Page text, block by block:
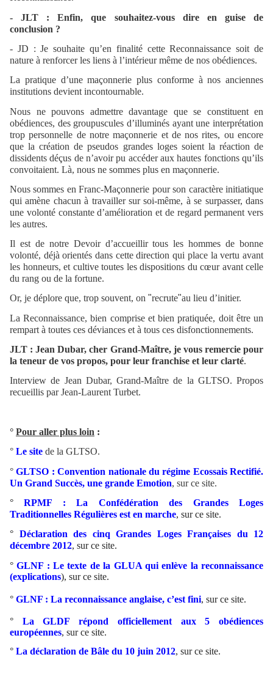
- JLT : Enfin, que souhaitez-vous dire en guise de
conclusion ?
- JD : Je souhaite qu’en finalité cette Reconnaissance soit de
nature à renforcer les liens à l’intérieur même de nos obédiences.
La pratique d’une maçonnerie plus conforme à nos anciennes
institutions devient incontournable.
Nous ne pouvons admettre davantage que se constituent en
obédiences, des groupuscules d’illuminés ayant une interprétation
trop personnelle de notre maçonnerie et de nos rites, ou encore
que la création de pseudos grandes loges soient la réaction de
dissidents déçus de n’avoir pu accéder aux hautes fonctions qu’ils
convoitaient. Là, nous ne sommes plus en maçonnerie.
Nous sommes en Franc-Maçonnerie pour son caractère initiatique
qui amène chacun à travailler sur soi-même, à se surpasser, dans
une volonté constante d’amélioration et de regard permanent vers
les autres.
Il est de notre Devoir d’accueillir tous les hommes de bonne
volonté, déjà orientés dans cette direction qui place la vertu avant
les honneurs, et cultive toutes les dispositions du cœur avant celle
du rang ou de la fortune.
Or, je déplore que, trop souvent, on "recrute"au lieu d’initier.
La Reconnaissance, bien comprise et bien pratiquée, doit être un
rempart à toutes ces déviances et à tous ces disfonctionnements.
JLT : Jean Dubar, cher Grand-Maître, je vous remercie pour
la teneur de vos propos, pour leur franchise et leur clarté.
Interview de Jean Dubar, Grand-Maître de la GLTSO. Propos
recueillis par Jean-Laurent Turbet.
° Pour aller plus loin :
° Le site de la GLTSO.
° GLTSO : Convention nationale du régime Ecossais Rectifié.
Un Grand Succès, une grande Emotion, sur ce site.
°
RPMF : La Confédération des Grandes Loges
Traditionnelles Régulières est en marche, sur ce site.
° Déclaration des cinq Grandes Loges Françaises du 12
décembre 2012, sur ce site.
° GLNF : Le texte de la GLUA qui enlève la reconnaissance
(explications), sur ce site.
° GLNF : La reconnaissance anglaise, c’est fini, sur ce site.
°
La GLDF répond officiellement aux 5 obédiences
européennes, sur ce site.
° La déclaration de Bâle du 10 juin 2012, sur ce site.